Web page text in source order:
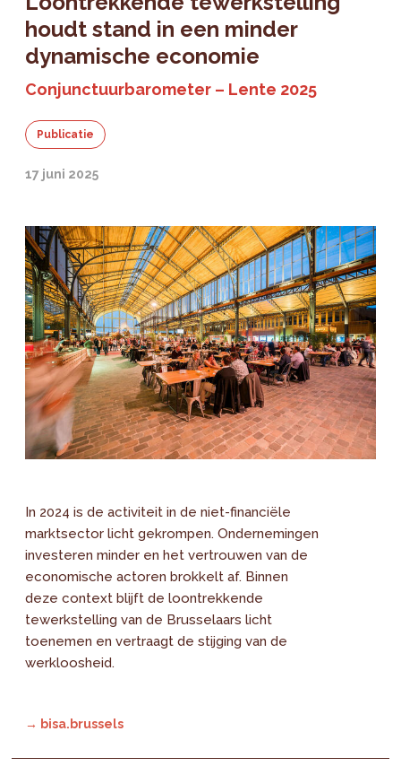
houdt stand in een minder
dynamische economie
Conjunctuurbarometer – Lente 2025
Publicatie
17 juni 2025
In 2024 is de activiteit in de niet-financiële
marktsector licht gekrompen. Ondernemingen
investeren minder en het vertrouwen van de
economische actoren brokkelt af. Binnen
deze context blijft de loontrekkende
tewerkstelling van de Brusselaars licht
toenemen en vertraagt de stijging van de
werkloosheid.
→ bisa.brussels